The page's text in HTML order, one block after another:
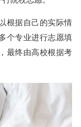
根据自己的实际情
个专业进行志愿填
最终由高校根据考